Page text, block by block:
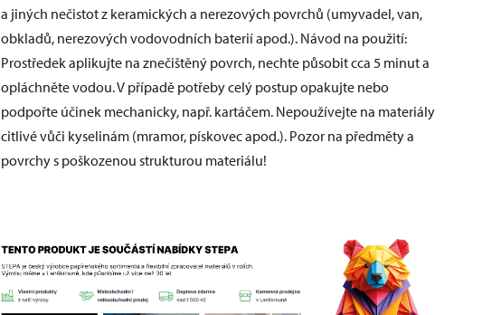
a jiných nečistot z keramických a nerezových povrchů (umyvadel, van,
obkladů, nerezových vodovodních baterií apod.). Návod na použití:
Prostředek aplikujte na znečištěný povrch, nechte působit cca 5 minut a
opláchněte vodou. V případě potřeby celý postup opakujte nebo
podpořte účinek mechanicky, např. kartáčem. Nepoužívejte na materiály
citlivé vůči kyselinám (mramor, pískovec apod.). Pozor na předměty a
povrchy s poškozenou strukturou materiálu!